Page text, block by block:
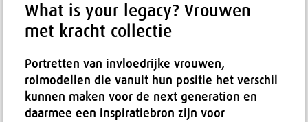
What is your legacy? Vrouwen
met kracht collectie
Portretten van invloedrijke vrouwen,
rolmodellen die vanuit hun positie het verschil
kunnen maken voor de next generation en
daarmee een inspiratiebron zijn voor